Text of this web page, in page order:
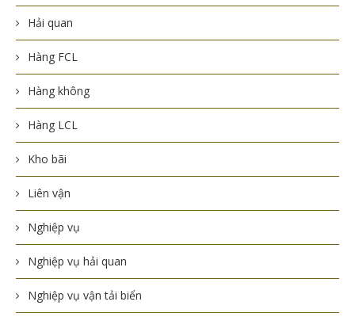
Hải quan
Hàng FCL
Hàng không
Hàng LCL
Kho bãi
Liên vận
Nghiệp vụ
Nghiệp vụ hải quan
Nghiệp vụ vận tải biển